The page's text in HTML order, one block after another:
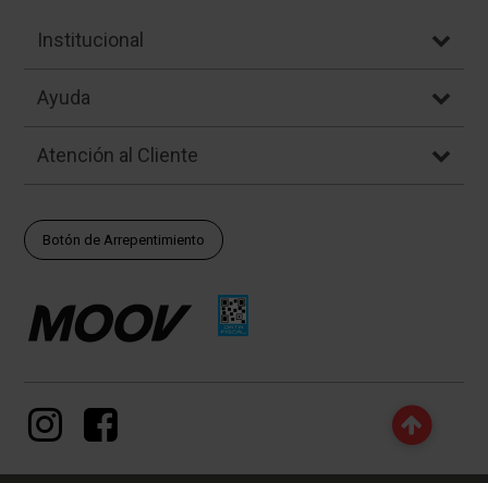
Institucional
Ayuda
Atención al Cliente
Botón de Arrepentimiento